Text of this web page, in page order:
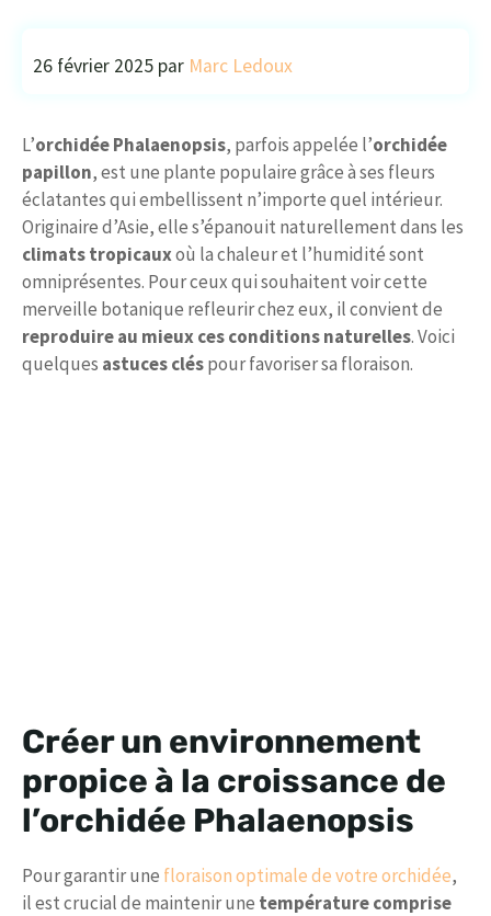
26 février 2025 par Marc Ledoux
L’orchidée Phalaenopsis, parfois appelée l’orchidée
papillon, est une plante populaire grâce à ses fleurs
éclatantes qui embellissent n’importe quel intérieur.
Originaire d’Asie, elle s’épanouit naturellement dans les
climats tropicauxoù la chaleur et l’humidité sont
omniprésentes. Pour ceux qui souhaitent voir cette
merveille botanique refleurir chez eux, il convient de
reproduire au mieux ces conditions naturelles. Voici
quelques astuces cléspour favoriser sa floraison.
Créer un environnement
propice à la croissance de
l’orchidée Phalaenopsis
Pour garantir une floraison optimale de votre orchidée,
il est crucial de maintenir une température comprise